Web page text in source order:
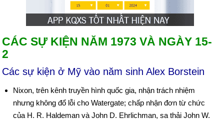
CÁC SỰ KIỆN NĂM 1973 VÀ NGÀY 15-
2
Các sự kiện ở Mỹ vào năm sinh Alex Borstein
Nixon, trên kênh truyền hình quốc gia, nhận trách nhiệm
nhưng không đổ lỗi cho Watergate; chấp nhận đơn từ chức
của H. R. Haldeman và John D. Ehrlichman, sa thải John W.